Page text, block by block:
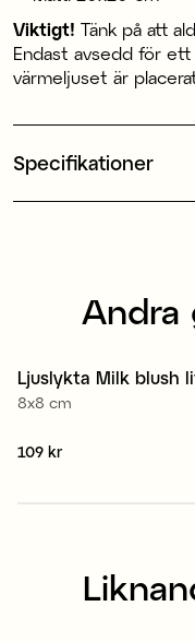
Viktigt! Tänk på att
Endast avsedd för ett
värmeljuset är
Specifikationer
Andra
Ljuslykta Milk blush
8x8 cm
Pris :109 kr
109 kr